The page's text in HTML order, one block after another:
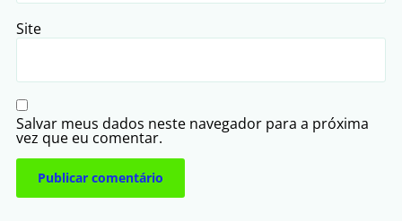
Site
Salvar meus dados neste navegador para a próxima
vez que eu comentar.